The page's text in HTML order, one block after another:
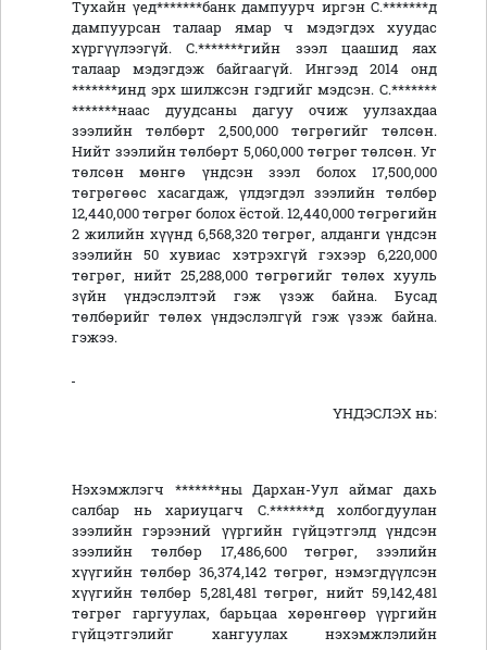
Тухайн үед*******банк дампуурч иргэн С.*******д
дампуурсан талаар ямар ч мэдэгдэх хуудас
хүргүүлээгүй. С.*******гийн зээл цаашид яах
талаар мэдэгдэж байгаагүй. Ингээд 2014 онд
*******инд эрх шилжсэн гэдгийг мэдсэн. С.*******
*******наас дуудсаны дагуу очиж уулзахдаа
зээлийн төлбөрт 2,500,000 төгрөгийг төлсөн.
Нийт зээлийн төлбөрт 5,060,000 төгрөг төлсөн. Уг
төлсөн мөнгө үндсэн зээл болох 17,500,000
төгрөгөөс хасагдаж, үлдэгдэл зээлийн төлбөр
12,440,000 төгрөг болох ёстой. 12,440,000 төгрөгийн
2 жилийн хүүнд 6,568,320 төгрөг, алданги үндсэн
зээлийн 50 хувиас хэтрэхгүй гэхээр 6,220,000
төгрөг, нийт 25,288,000 төгрөгийг төлөх хууль
зүйн үндэслэлтэй гэж үзэж байна. Бусад
төлбөрийг төлөх үндэслэлгүй гэж үзэж байна.
гэжээ.
ҮНДЭСЛЭХ нь:
Нэхэмжлэгч *******ны Дархан-Уул аймаг дахь
салбар нь хариуцагч С.*******д холбогдуулан
зээлийн гэрээний үүргийн гүйцэтгэлд үндсэн
зээлийн төлбөр 17,486,600 төгрөг, зээлийн
хүүгийн төлбөр 36,374,142 төгрөг, нэмэгдүүлсэн
хүүгийн төлбөр 5,281,481 төгрөг, нийт 59,142,481
төгрөг гаргуулах, барьцаа хөрөнгөөр үүргийн
гүйцэтгэлийг хангуулах нэхэмжлэлийн